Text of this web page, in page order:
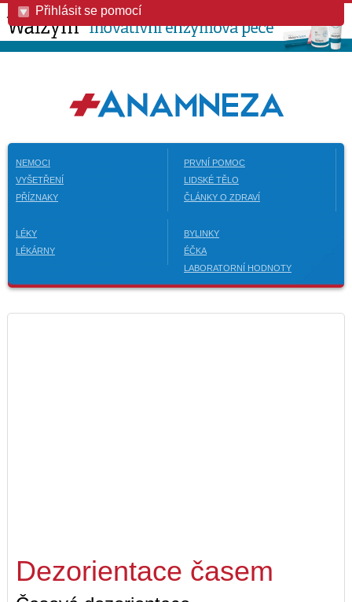
Přihlásit se pomocí
NEMOCI
VYŠETŘENÍ
PŘÍZNAKY
PRVNÍ POMOC
LIDSKÉ TĚLO
ČLÁNKY O ZDRAVÍ
LÉKY
LÉKÁRNY
BYLINKY
ÉČKA
LABORATORNÍ HODNOTY
Dezorientace časem